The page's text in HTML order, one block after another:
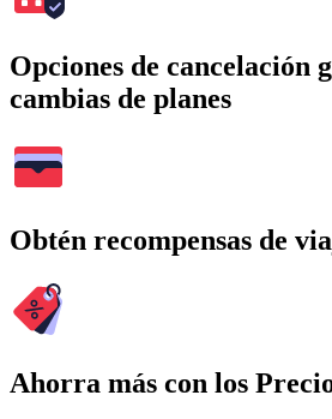
Opciones de cancelación
cambias de planes
Obtén recompensas de
Ahorra más con los